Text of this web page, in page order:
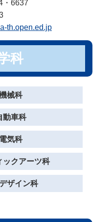
・6637
th.open.ed.jp
科
械科
動車科
電気科
ックアーツ科
ザイン科